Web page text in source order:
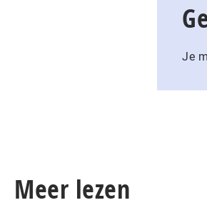
Je
Meer lezen